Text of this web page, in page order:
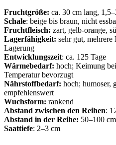
Fruchtgröße: ca. 30 cm lang,
Schale: beige bis braun, nicht
Fruchtfleisch: zart, gelb-orange,
Lagerfähigkeit: sehr gut,
Lagerung
Entwicklungszeit: ca. 125 Tage
Wärmebedarf: hoch; Keimung
Temperatur bevorzugt
Nährstoffbedarf: hoch; humoser,
empfehlenswert
Wuchsform: rankend
Abstand zwischen den Reihen:
Abstand in der Reihe: 50–100 cm
Saattiefe: 2–3 cm